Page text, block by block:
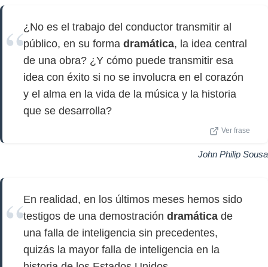
¿No es el trabajo del conductor transmitir al
público, en su forma dramática, la idea central
de una obra? ¿Y cómo puede transmitir esa
idea con éxito si no se involucra en el corazón
y el alma en la vida de la música y la historia
que se desarrolla?
Ver frase
John Philip Sousa
En realidad, en los últimos meses hemos sido
testigos de una demostración dramática de
una falla de inteligencia sin precedentes,
quizás la mayor falla de inteligencia en la